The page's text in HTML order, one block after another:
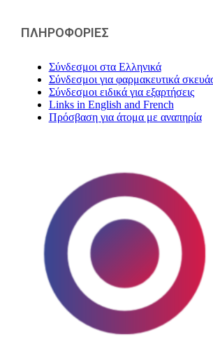
ΠΛΗΡΟΦΟΡΙΕΣ
Σύνδεσμοι στα Ελληνικά
Σύνδεσμοι για φαρμακευτικά
Σύνδεσμοι ειδικά για εξαρτήσεις
Links in English and French
Πρόσβαση για άτομα με αναπηρία